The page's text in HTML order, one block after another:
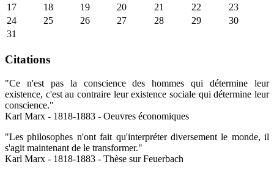
17
18 19 20 21 22
23
24
25 26 27 28 29
30
31
Citations
"Ce n'est pas la conscience des hommes qui détermine leur
existence, c'est au contraire leur existence sociale qui détermine leur
conscience."
Karl Marx - 1818-1883 - Oeuvres économiques
"Les philosophes n'ont fait qu'interpréter diversement le monde, il
s'agit maintenant de le transformer."
Karl Marx - 1818-1883 - Thèse sur Feuerbach